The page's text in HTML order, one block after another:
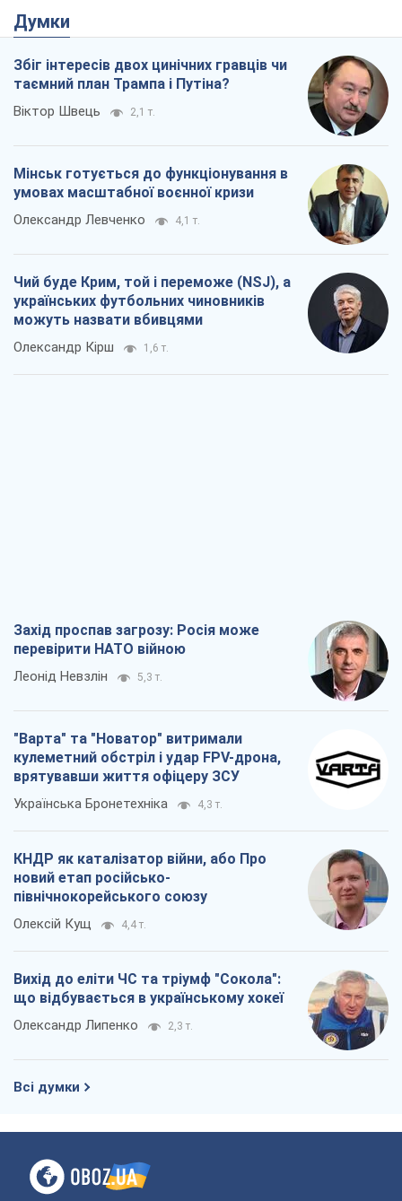
Думки
Збіг інтересів двох цинічних гравців чи
таємний план Трампа і Путіна?
Віктор Швець 2,1 т.
Мінськ готується до функціонування в
умовах масштабної воєнної кризи
Олександр Левченко 4,1 т.
Чий буде Крим, той і переможе (NSJ), а
українських футбольних чиновників
можуть назвати вбивцями
Олександр Кірш 1,6 т.
Захід проспав загрозу: Росія може
перевірити НАТО війною
Леонід Невзлін 5,3 т.
"Варта" та "Новатор" витримали
кулеметний обстріл і удар FPV-дрона,
врятувавши життя офіцеру ЗСУ
Українська Бронетехніка 4,3 т.
КНДР як каталізатор війни, або Про
новий етап російсько-
північнокорейського союзу
Олексій Кущ 4,4 т.
Вихід до еліти ЧС та тріумф "Сокола":
що відбувається в українському хокеї
Олександр Липенко 2,3 т.
Всі думки